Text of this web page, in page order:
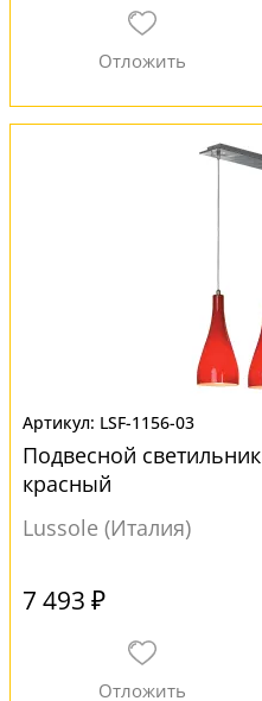
LSF-1156-03
Подвесной
красный
Lussole (Италия)
7 493 ₽